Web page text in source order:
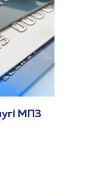
МПЗ